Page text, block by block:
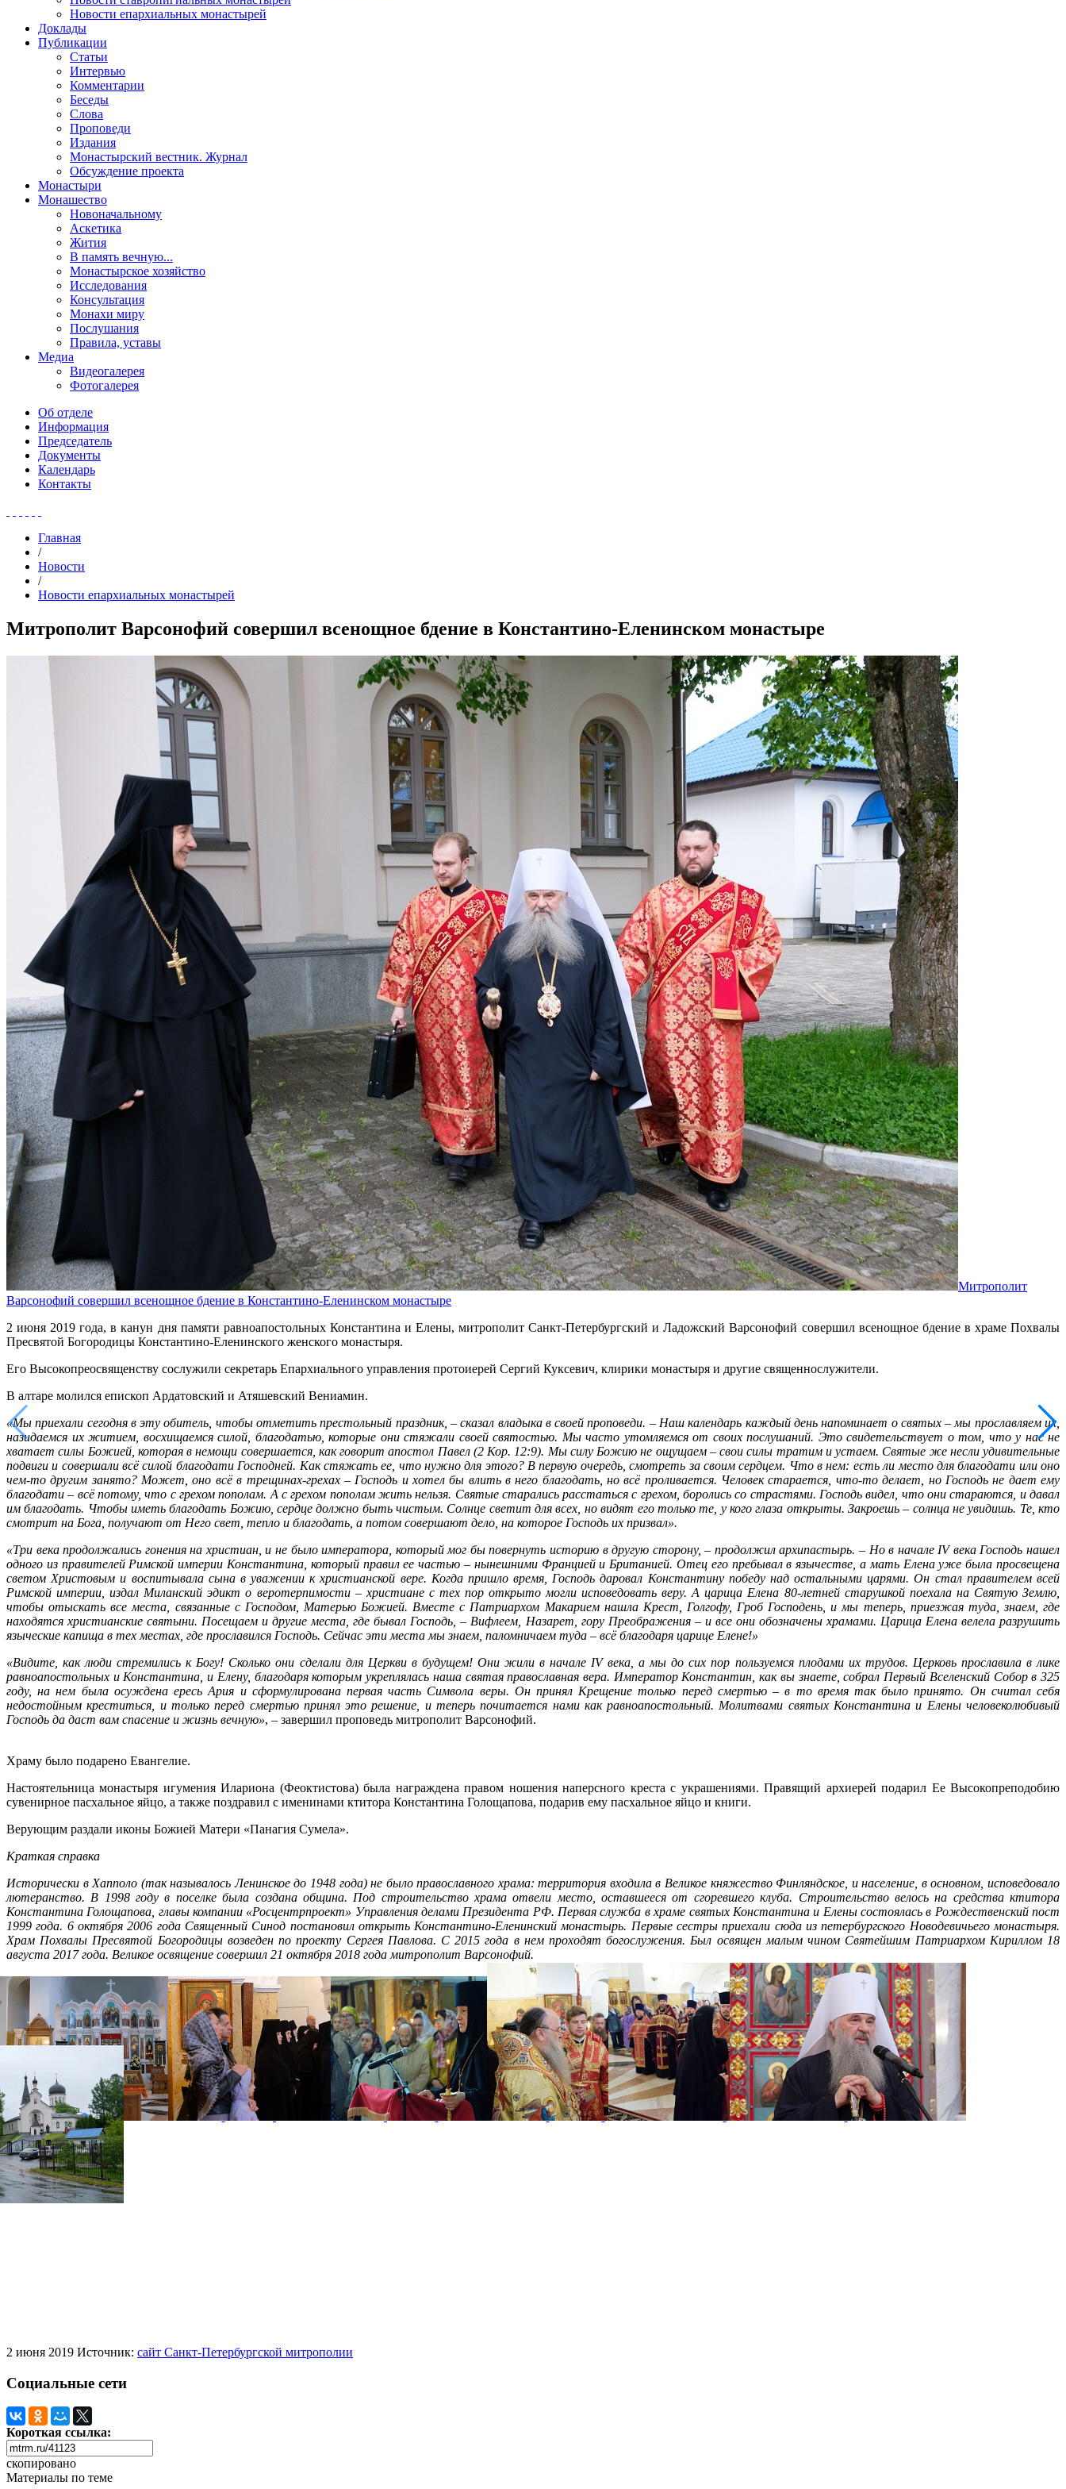
Новости епархиальных монастырей
Доклады
Публикации
Статьи
Интервью
Комментарии
Беседы
Слова
Проповеди
Издания
Монастырский вестник. Журнал
Обсуждение проекта
Монастыри
Монашество
Новоначальному
Аскетика
Жития
В память вечную...
Монастырское хозяйство
Исследования
Консультация
Монахи миру
Послушания
Правила, уставы
Медиа
Видеогалерея
Фотогалерея
Об отделе
Информация
Председатель
Документы
Календарь
Контакты
Главная
/
Новости
/
Новости епархиальных монастырей
Митрополит Варсонофий совершил всенощное бдение в Константино-Еленинском монастыре
Митрополит
Варсонофий совершил всенощное бдение в Константино-Еленинском монастыре
2 июня 2019 года, в канун дня памяти равноапостольных Константина и Елены, митрополит Санкт-Петербургский и Ладожский Варсонофий совершил всенощное бдение в храме Похвалы
Пресвятой Богородицы Константино-Еленинского женского монастыря.
Его Высокопреосвященству сослужили секретарь Епархиального управления протоиерей Сергий Куксевич, клирики монастыря и другие священнослужители.
В алтаре молился епископ Ардатовский и Атяшевский Вениамин.
«Мы приехали сегодня в эту обитель, чтобы отметить престольный праздник, – сказал владыка в своей проповеди. – Наш календарь каждый день напоминает о святых – мы прославляем их,
назидаемся их житием, восхищаемся силой, благодатью, которые они стяжали своей святостью. Мы часто утомляемся от своих послушаний. Это свидетельствует о том, что у нас не
хватает силы Божией, которая в немощи совершается, как говорит апостол Павел (2 Кор. 12:9). Мы силу Божию не ощущаем – свои силы тратим и устаем. Святые же несли удивительные
подвиги и совершали всё силой благодати Господней. Как стяжать ее, что нужно для этого? В первую очередь, смотреть за своим сердцем. Что в нем: есть ли место для благодати или оно
чем-то другим занято? Может, оно всё в трещинах-грехах – Господь и хотел бы влить в него благодать, но всё проливается. Человек старается, что-то делает, но Господь не дает ему
благодати – всё потому, что с грехом пополам. А с грехом пополам жить нельзя. Святые старались расстаться с грехом, боролись со страстями. Господь видел, что они стараются, и давал
им благодать. Чтобы иметь благодать Божию, сердце должно быть чистым. Солнце светит для всех, но видят его только те, у кого глаза открыты. Закроешь – солнца не увидишь. Те, кто
смотрит на Бога, получают от Него свет, тепло и благодать, а потом совершают дело, на которое Господь их призвал».
«Три века продолжались гонения на христиан, и не было императора, который мог бы повернуть историю в другую сторону, – продолжил архипастырь. – Но в начале IV века Господь нашел
одного из правителей Римской империи Константина, который правил ее частью – нынешними Францией и Британией. Отец его пребывал в язычестве, а мать Елена уже была просвещена
светом Христовым и воспитывала сына в уважении к христианской вере. Когда пришло время, Господь даровал Константину победу над остальными царями. Он стал правителем всей
Римской империи, издал Миланский эдикт о веротерпимости – христиане с тех пор открыто могли исповедовать веру. А царица Елена 80-летней старушкой поехала на Святую Землю,
чтобы отыскать все места, связанные с Господом, Матерью Божией. Вместе с Патриархом Макарием нашла Крест, Голгофу, Гроб Господень, и мы теперь, приезжая туда, знаем, где
находятся христианские святыни. Посещаем и другие места, где бывал Господь, – Вифлеем, Назарет, гору Преображения – и все они обозначены храмами. Царица Елена велела разрушить
языческие капища в тех местах, где прославился Господь. Сейчас эти места мы знаем, паломничаем туда – всё благодаря царице Елене!»
«Видите, как люди стремились к Богу! Сколько они сделали для Церкви в будущем! Они жили в начале IV века, а мы до сих пор пользуемся плодами их трудов. Церковь прославила в лике
равноапостольных и Константина, и Елену, благодаря которым укреплялась наша святая православная вера. Император Константин, как вы знаете, собрал Первый Вселенский Собор в 325
году, на нем была осуждена ересь Ария и сформулирована первая часть Символа веры. Он принял Крещение только перед смертью – в то время так было принято. Он считал себя
недостойным креститься, и только перед смертью принял это решение, и теперь почитается нами как равноапостольный. Молитвами святых Константина и Елены человеколюбивый
Господь да даст вам спасение и жизнь вечную», – завершил проповедь митрополит Варсонофий.
Храму было подарено Евангелие.
Настоятельница монастыря игумения Илариона (Феоктистова) была награждена правом ношения наперсного креста с украшениями. Правящий архиерей подарил Ее Высокопреподобию
сувенирное пасхальное яйцо, а также поздравил с именинами ктитора Константина Голощапова, подарив ему пасхальное яйцо и книги.
Верующим раздали иконы Божией Матери «Панагия Сумела».
Краткая справка
Исторически в Хапполо (так называлось Ленинское до 1948 года) не было православного храма: территория входила в Великое княжество Финляндское, и население, в основном, исповедовало
лютеранство. В 1998 году в поселке была создана община. Под строительство храма отвели место, оставшееся от сгоревшего клуба. Строительство велось на средства ктитора
Константина Голощапова, главы компании «Росцентрпроект» Управления делами Президента РФ. Первая служба в храме святых Константина и Елены состоялась в Рождественский пост
1999 года. 6 октября 2006 года Священный Синод постановил открыть Константино-Еленинский монастырь. Первые сестры приехали сюда из петербургского Новодевичьего монастыря.
Храм Похвалы Пресвятой Богородицы возведен по проекту Сергея Павлова. С 2015 года в нем проходят богослужения. Был освящен малым чином Святейшим Патриархом Кириллом 18
августа 2017 года. Великое освящение совершил 21 октября 2018 года митрополит Варсонофий.
Распечатать
Фото
2 июня 2019 Источник: сайт Санкт-Петербургской митрополии
Социальные сети
Короткая ссылка:
скопировано
Материалы по теме